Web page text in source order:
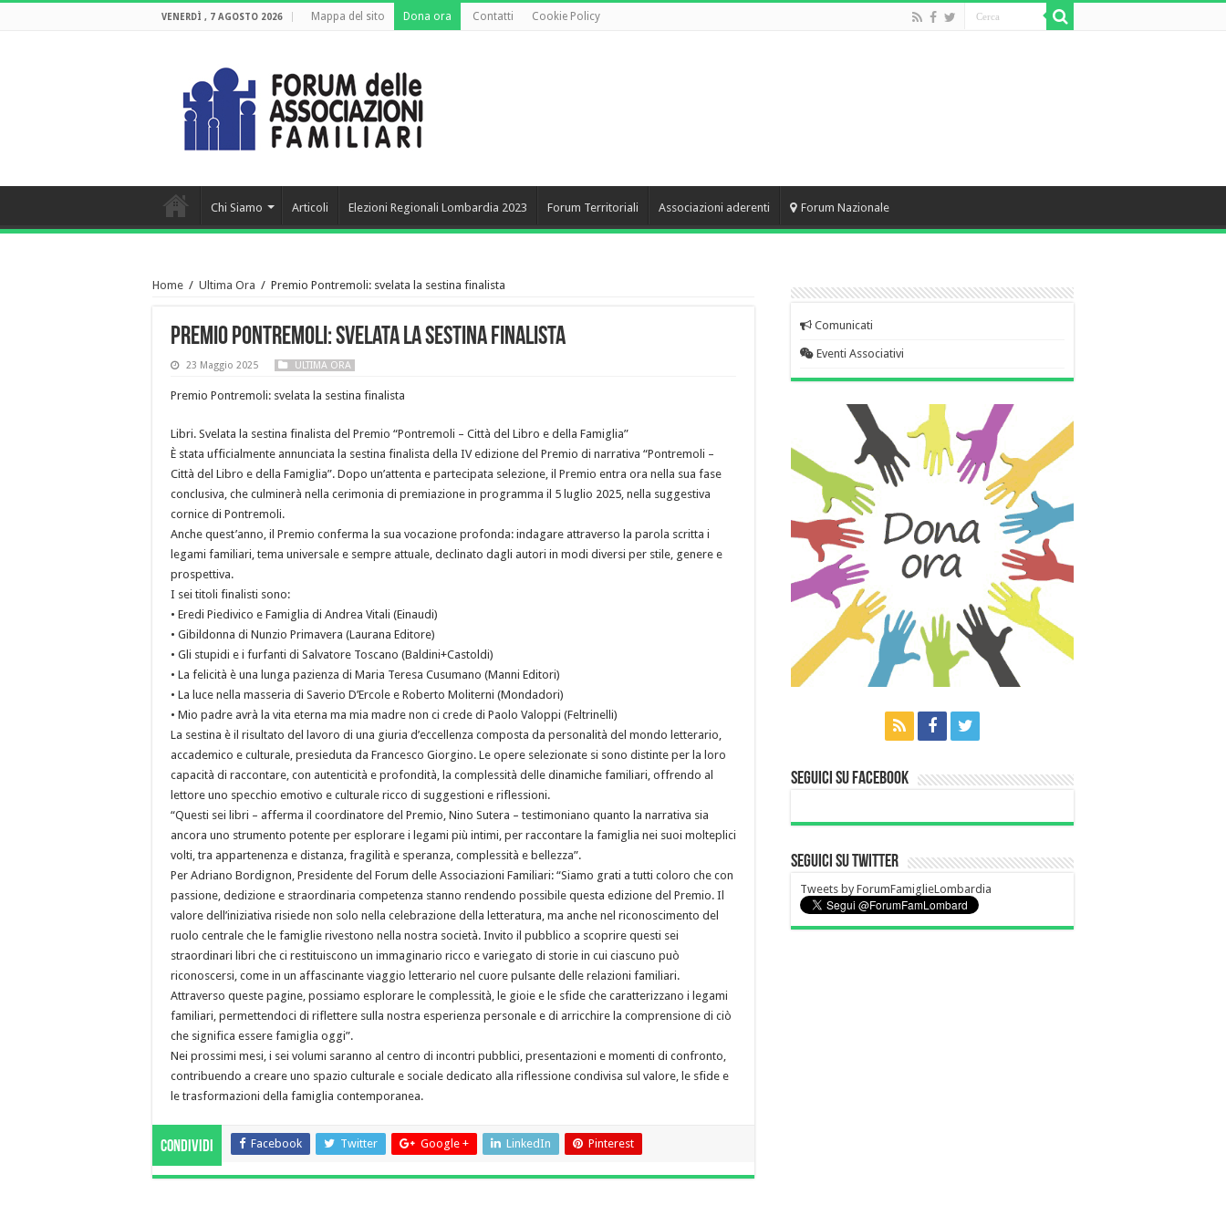
VENERDÌ , 7 AGOSTO 2026 Mappa del sito Dona ora Contatti Cookie Policy
Chi Siamo Articoli Elezioni Regionali Lombardia 2023 Forum Territoriali Associazioni aderenti Forum Nazionale
Home / Ultima Ora / Premio Pontremoli: svelata la sestina finalista
Premio Pontremoli: svelata la sestina finalista
23 Maggio 2025 ULTIMA ORA
Premio Pontremoli: svelata la sestina finalista
Libri. Svelata la sestina finalista del Premio “Pontremoli – Città del Libro e della Famiglia”
È stata ufficialmente annunciata la sestina finalista della IV edizione del Premio di narrativa “Pontremoli –
Città del Libro e della Famiglia”. Dopo un’attenta e partecipata selezione, il Premio entra ora nella sua fase
conclusiva, che culminerà nella cerimonia di premiazione in programma il 5 luglio 2025, nella suggestiva
cornice di Pontremoli.
Anche quest’anno, il Premio conferma la sua vocazione profonda: indagare attraverso la parola scritta i
legami familiari, tema universale e sempre attuale, declinato dagli autori in modi diversi per stile, genere e
prospettiva.
I sei titoli finalisti sono:
• Eredi Piedivico e Famiglia di Andrea Vitali (Einaudi)
• Gibildonna di Nunzio Primavera (Laurana Editore)
• Gli stupidi e i furfanti di Salvatore Toscano (Baldini+Castoldi)
• La felicità è una lunga pazienza di Maria Teresa Cusumano (Manni Editori)
• La luce nella masseria di Saverio D’Ercole e Roberto Moliterni (Mondadori)
• Mio padre avrà la vita eterna ma mia madre non ci crede di Paolo Valoppi (Feltrinelli)
La sestina è il risultato del lavoro di una giuria d’eccellenza composta da personalità del mondo letterario,
accademico e culturale, presieduta da Francesco Giorgino. Le opere selezionate si sono distinte per la loro
capacità di raccontare, con autenticità e profondità, la complessità delle dinamiche familiari, offrendo al
lettore uno specchio emotivo e culturale ricco di suggestioni e riflessioni.
“Questi sei libri – afferma il coordinatore del Premio, Nino Sutera – testimoniano quanto la narrativa sia
ancora uno strumento potente per esplorare i legami più intimi, per raccontare la famiglia nei suoi molteplici
volti, tra appartenenza e distanza, fragilità e speranza, complessità e bellezza”.
Per Adriano Bordignon, Presidente del Forum delle Associazioni Familiari: “Siamo grati a tutti coloro che con
passione, dedizione e straordinaria competenza stanno rendendo possibile questa edizione del Premio. Il
valore dell’iniziativa risiede non solo nella celebrazione della letteratura, ma anche nel riconoscimento del
ruolo centrale che le famiglie rivestono nella nostra società. Invito il pubblico a scoprire questi sei
straordinari libri che ci restituiscono un immaginario ricco e variegato di storie in cui ciascuno può
riconoscersi, come in un affascinante viaggio letterario nel cuore pulsante delle relazioni familiari.
Attraverso queste pagine, possiamo esplorare le complessità, le gioie e le sfide che caratterizzano i legami
familiari, permettendoci di riflettere sulla nostra esperienza personale e di arricchire la comprensione di ciò
che significa essere famiglia oggi”.
Nei prossimi mesi, i sei volumi saranno al centro di incontri pubblici, presentazioni e momenti di confronto,
contribuendo a creare uno spazio culturale e sociale dedicato alla riflessione condivisa sul valore, le sfide e
le trasformazioni della famiglia contemporanea.
Condividi Facebook Twitter Google + LinkedIn Pinterest
Comunicati
Eventi Associativi
Seguici su Facebook
Seguici su Twitter
Tweets by ForumFamiglieLombardia